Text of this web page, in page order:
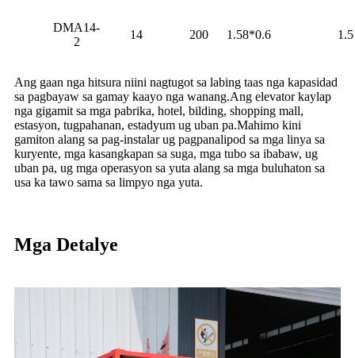
DMA14-
2
14 200 1.58*0.6 1.5
Ang gaan nga hitsura niini nagtugot sa labing taas nga kapasidad
sa pagbayaw sa gamay kaayo nga wanang.Ang elevator kaylap
nga gigamit sa mga pabrika, hotel, bilding, shopping mall,
estasyon, tugpahanan, estadyum ug uban pa.Mahimo kini
gamiton alang sa pag-instalar ug pagpanalipod sa mga linya sa
kuryente, mga kasangkapan sa suga, mga tubo sa ibabaw, ug
uban pa, ug mga operasyon sa yuta alang sa mga buluhaton sa
usa ka tawo sama sa limpyo nga yuta.
Mga Detalye